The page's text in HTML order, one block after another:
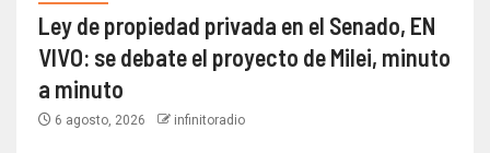
Ley de propiedad privada en el Senado, EN
VIVO: se debate el proyecto de Milei, minuto
a minuto
6 agosto, 2026 infinitoradio